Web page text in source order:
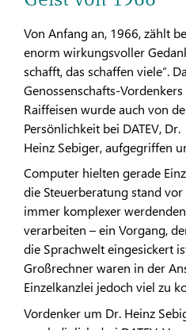
Von Anfang an, 1966, zählt
enorm wirkungsvoller
schafft, das schaffen viele“.
Genossenschafts-
Raiffeisen wurde auch von
Persönlichkeit bei DATEV, Dr.
Heinz Sebiger, aufgegriffen
Computer hielten gerade
die Steuerberatung stand
immer komplexer
verarbeiten – ein Vorgang,
die Sprachwelt eingesickert
Großrechner waren in der
Einzelkanzlei jedoch viel zu
Vordenker um Dr. Heinz